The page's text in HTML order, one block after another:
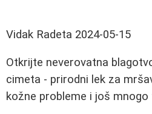
Vidak Radeta 2024-05-15
Otkrijte neverovatna
cimeta - prirodni lek za
kožne probleme i još mnogo